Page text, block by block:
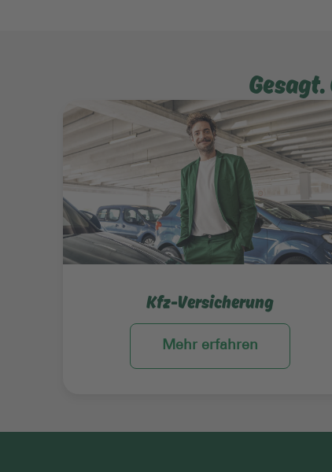
Kfz-Versicherung
Mehr erfahren
Mehr erfahren